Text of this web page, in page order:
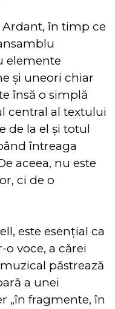
Ardant, în timp ce
elemente
și uneori chiar
însă o simplă
central al textului
de la el și totul
întreaga
aceea, nu este
ci de o
este esențial ca
voce, a cărei
păstrează
a unei
„în fragmente, în